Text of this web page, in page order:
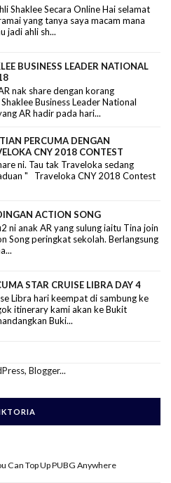
Shaklee Secara Online Hai selamat
yang tanya saya macam mana
jadi ahli sh...
BUSINESS LEADER NATIONAL
nak share dengan korang
Business Leader National
AR hadir pada hari...
PERCUMA DENGAN
CNY 2018 CONTEST
ni. Tau tak Traveloka sedang
" Traveloka CNY 2018 Contest
ACTION SONG
ni anak AR yang sulung iaitu Tina join
Song peringkat sekolah. Berlangsung
STAR CRUISE LIBRA DAY 4
Libra hari keempat di sambung ke
itinerary kami akan ke Bukit
Buki...
Can Top Up PUBG Anywhere